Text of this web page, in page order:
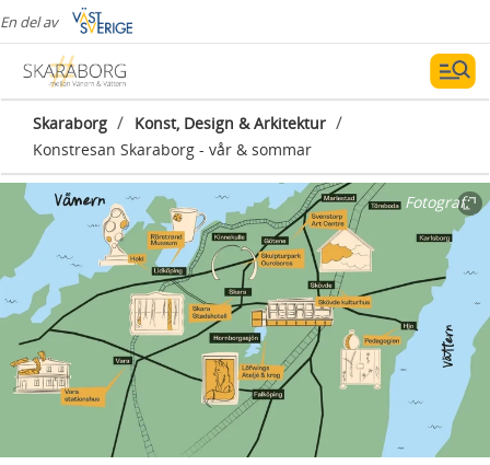
En del av
Skaraborg / Konst, Design & Arkitektur /
Konstresan Skaraborg - vår & sommar
Fotograf: